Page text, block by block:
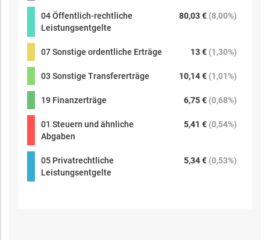
04 Öffentlich-rechtliche
Leistungsentgelte
80,03 € (8,00%)
07 Sonstige ordentliche Erträge 13 € (1,30%)
03 Sonstige Transfererträge 10,14 € (1,01%)
19 Finanzerträge 6,75 € (0,68%)
01 Steuern und ähnliche
Abgaben
5,41 € (0,54%)
05 Privatrechtliche
Leistungsentgelte
5,34 € (0,53%)